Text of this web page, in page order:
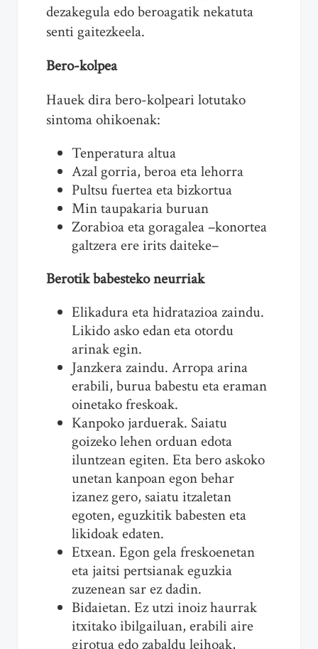
dezakegula edo beroagatik nekatuta
senti gaitezkeela.
Bero-kolpea
Hauek dira bero-kolpeari lotutako
sintoma ohikoenak:
Tenperatura altua
Azal gorria, beroa eta lehorra
Pultsu fuertea eta bizkortua
Min taupakaria buruan
Zorabioa eta goragalea –konortea
galtzera ere irits daiteke–
Berotik babesteko neurriak
Elikadura eta hidratazioa zaindu.
Likido asko edan eta otordu
arinak egin.
Janzkera zaindu. Arropa arina
erabili, burua babestu eta eraman
oinetako freskoak.
Kanpoko jarduerak. Saiatu
goizeko lehen orduan edota
iluntzean egiten. Eta bero askoko
unetan kanpoan egon behar
izanez gero, saiatu itzaletan
egoten, eguzkitik babesten eta
likidoak edaten.
Etxean. Egon gela freskoenetan
eta jaitsi pertsianak eguzkia
zuzenean sar ez dadin.
Bidaietan. Ez utzi inoiz haurrak
itxitako ibilgailuan, erabili aire
girotua edo zabaldu leihoak,